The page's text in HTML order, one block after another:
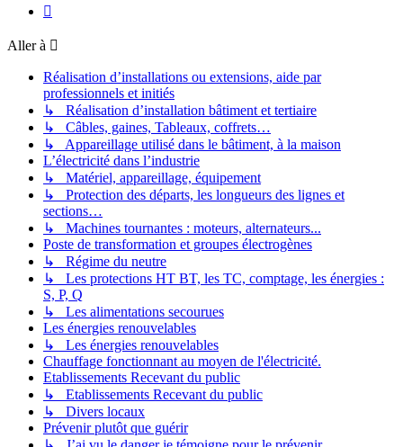
Aller à
Réalisation d’installations ou extensions, aide par
professionnels et initiés
↳ Réalisation d’installation bâtiment et tertiaire
↳ Câbles, gaines, Tableaux, coffrets…
↳ Appareillage utilisé dans le bâtiment, à la maison
L’électricité dans l’industrie
↳ Matériel, appareillage, équipement
↳ Protection des départs, les longueurs des lignes et
sections…
↳ Machines tournantes : moteurs, alternateurs...
Poste de transformation et groupes électrogènes
↳ Régime du neutre
↳ Les protections HT BT, les TC, comptage, les énergies :
S, P, Q
↳ Les alimentations secourues
Les énergies renouvelables
↳ Les énergies renouvelables
Chauffage fonctionnant au moyen de l'électricité.
Etablissements Recevant du public
↳ Etablissements Recevant du public
↳ Divers locaux
Prévenir plutôt que guérir